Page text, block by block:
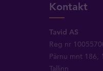
Kontakt
Tavid AS
Reg nr
Pärnu mnt 186,
Tallinn